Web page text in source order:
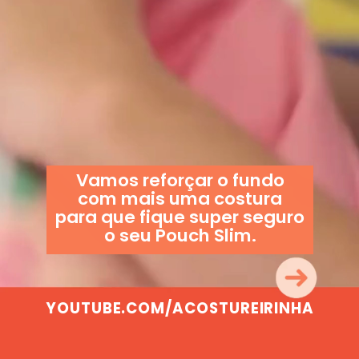
Vamos reforçar o fundo
com mais uma costura
para que fique super seguro
o seu Pouch Slim.
YOUTUBE.COM/ACOSTUREIRINHA